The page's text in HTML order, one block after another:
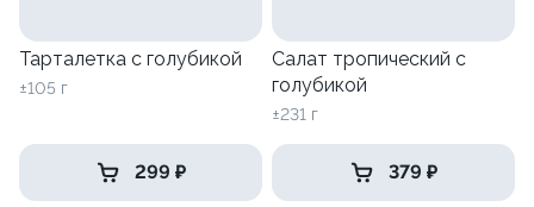
Тарталетка с голубикой
±105 г
299 ₽
Салат тропический с
голубикой
±231 г
379 ₽